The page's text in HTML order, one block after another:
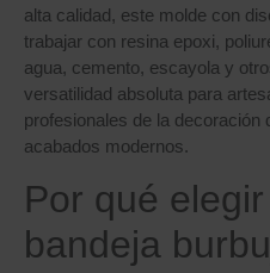
alta calidad, este molde con
trabajar con resina epoxi,
agua, cemento, escayola y
versatilidad absoluta para
profesionales de la
acabados modernos.
Por qué
bandeja